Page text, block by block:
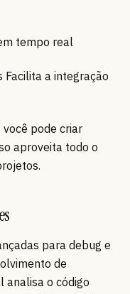
tempo real
a integração
você pode criar
aproveita todo o
para debug e
de
analisa o código